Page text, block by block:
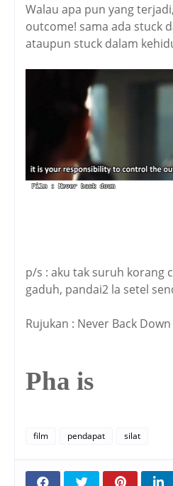
Walau apa pun yang
outcome! sama ada stuck
ataupun stuck dalam
p/s : aku tak suruh korang
gaduh, pandai2 la setel
Rujukan : Never Back
Pha is
film pendapat silat